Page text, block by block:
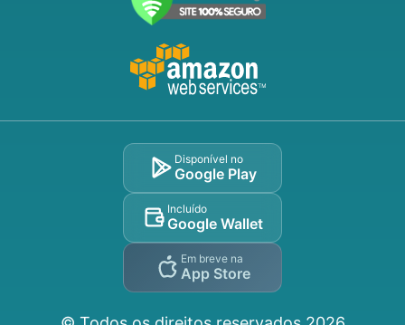
Disponível no
Google Play
Incluído
Google Wallet
Em breve na
App Store